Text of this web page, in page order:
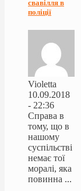
свавілля в
поліції
Violetta
10.09.2018
- 22:36
Справа в
тому, що в
нашому
суспільстві
немає тої
моралі, яка
повинна ...